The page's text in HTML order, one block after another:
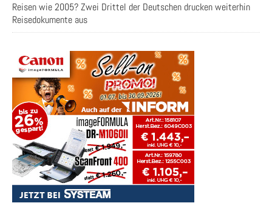
Reisen wie 2005? Zwei Drittel der Deutschen drucken weiterhin
Reisedokumente aus